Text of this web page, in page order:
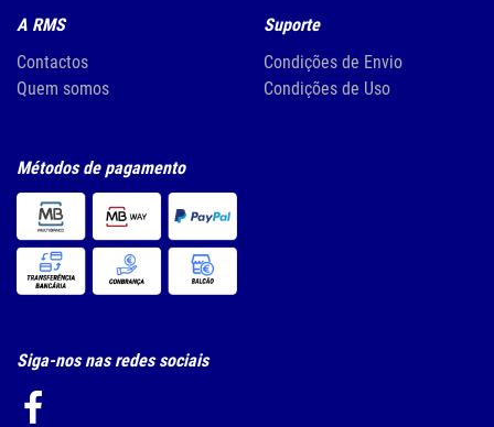
A RMS
Contactos
Quem somos
Suporte
Condições de Envio
Condições de Uso
Métodos de pagamento
Siga-nos nas redes sociais